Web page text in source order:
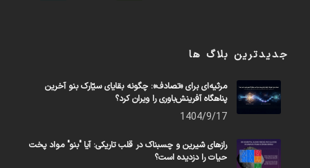
جدیدترین بلاگ ها
مرثیه‌ای برای «تصادف»: چگونه بقایای سیّارک بنو آخرین
پناهگاه آفرینش‌باوری را ویران کرد؟
1404/9/17
رازهای شیرین و چسبناک در قلب تاریکی: آیا "بنو" مواد پخت
حیات را دزدیده است؟